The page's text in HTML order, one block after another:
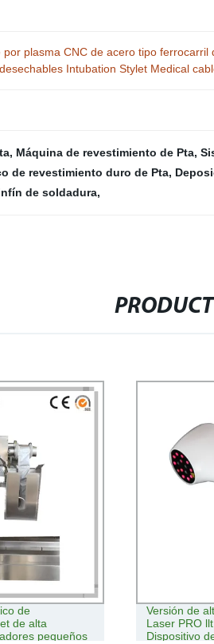
por plasma CNC de acero tipo
Intubation Stylet Medical
, Máquina de revestimiento de Pta,
de revestimiento duro de Pta,
de soldadura,
de
de alta
pequeños
Versión de
Laser PRO
Dispositivo